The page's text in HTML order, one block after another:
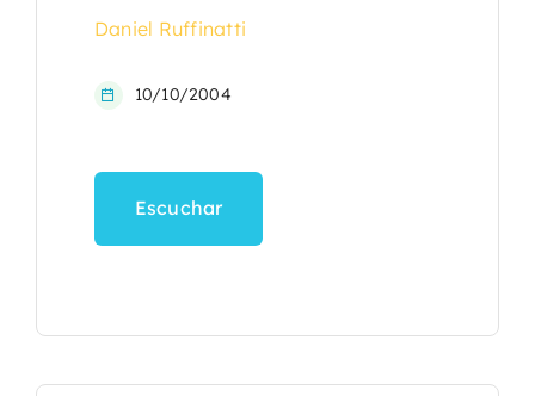
Daniel Ruffinatti
10/10/2004
Escuchar